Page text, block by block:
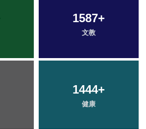
1587+
文教
1444+
健康